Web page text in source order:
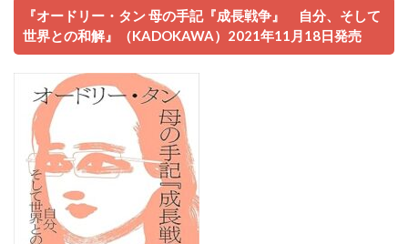
『オードリー・タン 母の手記『成長戦争』 自分、そして
世界との和解』（KADOKAWA）2021年11月18日発売